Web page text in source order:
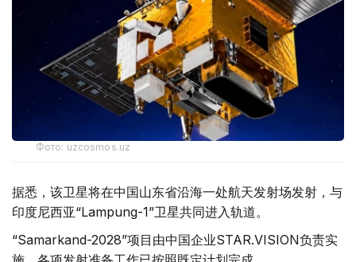
Фото: uzcosmos.uz
据悉，该卫星将在中国山东省沿海一处航天发射场发射，与
印度尼西亚“Lampung-1”卫星共同进入轨道。
“Samarkand-2028”项目由中国企业STAR.VISION负责实